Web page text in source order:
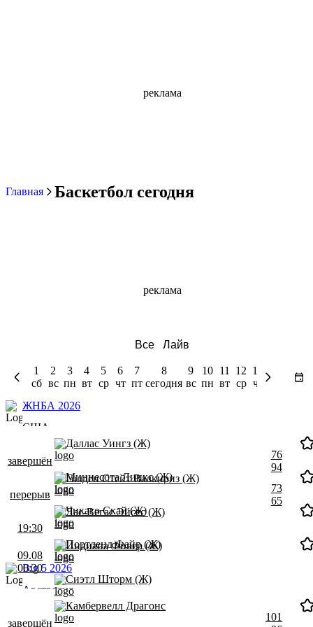
реклама
Главная Баскетбол сегодня
реклама
Все Лайв
1
сб
2
вс
3
пн
4
вт
5
ср
6
чт
7
пт
8
сегодня
9
вс
10
пн
11
вт
12
ср
13
чт
пт
15
сб
ЖНБА 2026
США
завершён
Даллас Уингз (Ж)
Голден Стейт Валкириз (Ж)
76
94
перерыв
Миннесота Линкс (Ж)
Лас-Вегас Эйсес (Ж)
73
65
19:30
Чикаго Скай (Ж)
Индиана Фивер (Ж)
09.08
00:30
Портленд Файр (Ж)
Сиэтл Шторм (Ж)
Big 5 2026
Австралия
завершён
Камбервелл Драгонс
101